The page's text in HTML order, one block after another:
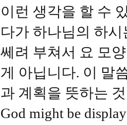
이런 생각을 할 수
다가 하나님의 하
쎄려 부쳐서 요 모
게 아닙니다. 이 말
과 계획을 뜻하는 것
God might be